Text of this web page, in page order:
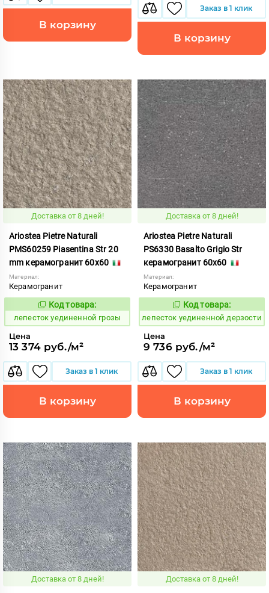
В корзину
Заказ в 1 клик
В корзину
Доставка от 8 дней!
Ariostea Pietre Naturali
PMS60259 Piasentina Str 20
mm керамогранит 60x60
Материал:
Керамогранит
872894
Код товара:
лепесток уединенной грозы
Цена
13 374 руб./м²
Заказ в 1 клик
В корзину
Доставка от 8 дней!
Ariostea Pietre Naturali
PS6330 Basalto Grigio Str
керамогранит 60x60
Материал:
Керамогранит
872895
Код товара:
лепесток уединенной дерзости
Цена
9 736 руб./м²
Заказ в 1 клик
В корзину
Доставка от 8 дней! Доставка от 8 дней!